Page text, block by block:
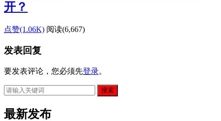
开？
点赞(1.06K) 阅读(6,667)
发表回复
要发表评论，您必须先登录。
搜索
最新发布